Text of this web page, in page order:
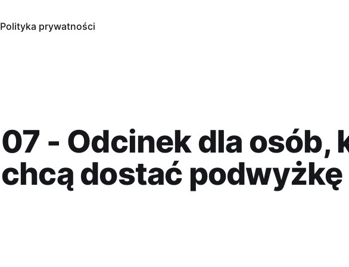
Polityka prywatności
07 - Odcinek dla osób,
chcą dostać podwyżkę